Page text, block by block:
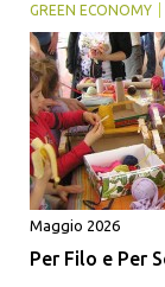
GREEN ECONOMY
Maggio 2026
Per Filo e Per